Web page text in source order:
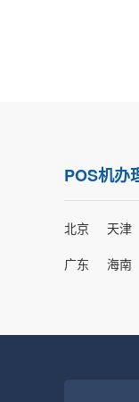
快，机器很正
POS机办
北京 天津
广东
海南